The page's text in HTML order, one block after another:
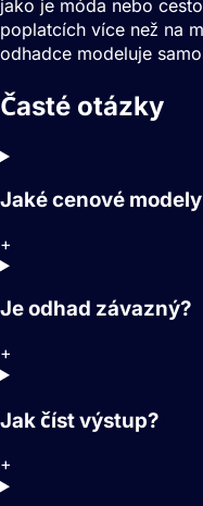
jako je móda nebo
poplatcích více než na
odhadce modeluje
Časté otázky
Jaké cenové
+
Je odhad závazný?
+
Jak číst výstup?
+